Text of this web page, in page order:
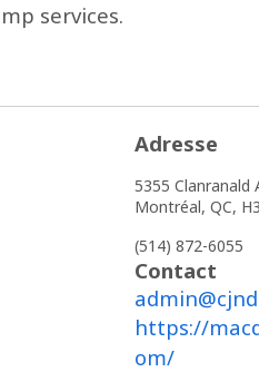
services.
Adresse
5355 Clanranald
Montréal, QC,
(514) 872-6055
Contact
https://
om/